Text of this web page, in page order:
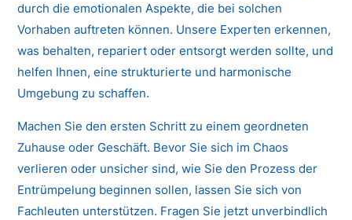
durch die emotionalen Aspekte, die bei solchen
Vorhaben auftreten können. Unsere Experten erkennen,
was behalten, repariert oder entsorgt werden sollte, und
helfen Ihnen, eine strukturierte und harmonische
Umgebung zu schaffen.
Machen Sie den ersten Schritt zu einem geordneten
Zuhause oder Geschäft. Bevor Sie sich im Chaos
verlieren oder unsicher sind, wie Sie den Prozess der
Entrümpelung beginnen sollen, lassen Sie sich von
Fachleuten unterstützen. Fragen Sie jetzt unverbindlich